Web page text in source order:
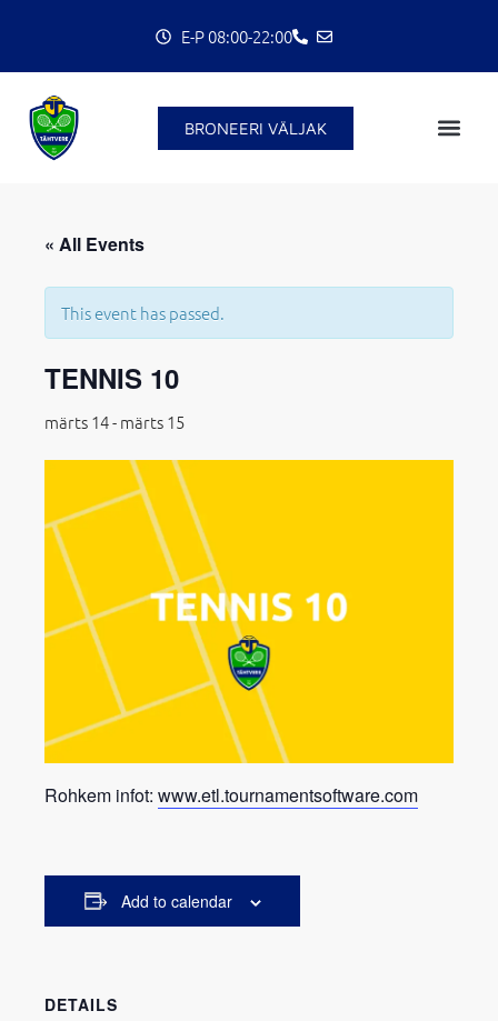
content
E-P 08:00-22:00
BRONEERI VÄLJAK
« All Events
This event has passed.
TENNIS 10
märts 14-märts 15
Rohkem infot: www.etl.tournamentsoftware.com
Add to calendar
DETAILS